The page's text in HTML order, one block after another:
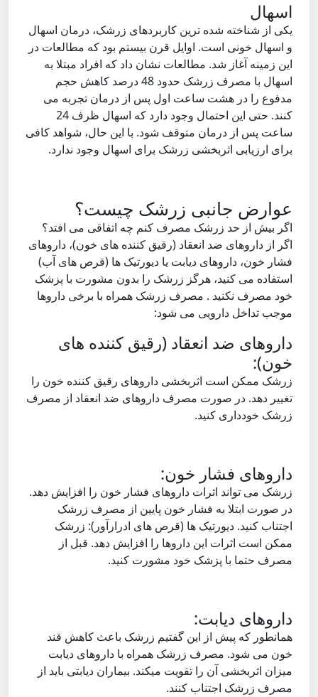
اسهال
یکی از شناخته شده ترین کاربردهای زرشک، درمان اسهال
و اسهال خونی است. اوایل قرن بیستم بود که مطالعات در
این زمینه آغاز شد. مطالعات نشان داد که افراد مبتلا به
اسهال با مصرف زرشک حدود 48 درصد کاهش حجم
مدفوع را در هشت ساعت اول پس از درمان تجربه می
کنند. حتی این احتمال وجود دارد که اسهال ظرف 24
ساعت پس از درمان متوقف شود. با این حال، شواهد کافی
برای ارزیابی اثربخشی زرشک برای اسهال وجود ندارد.
عوارض جانبی زرشک چیست؟
اگر بیش از حد زرشک مصرف کنم چه اتفاقی می افتد؟
اگر از داروهای ضد انعقاد (رقیق کننده های خون)، داروهای
فشار خون، داروهای دیابت یا دیورتیک ها (قرص های آب)
استفاده می کنید، هرگز زرشک را بدون مشورت با پزشک
خود مصرف نکنید . مصرف زرشک همراه با برخی داروها
موجب تداخل دارویی می شود:
داروهای ضد انعقاد (رقیق کننده های
خون):
زرشک ممکن است اثربخشی داروهای رقیق کننده خون را
تغییر دهد. در صورت مصرف داروهای ضد انعقاد از مصرف
زرشک خودداری کنید.
داروهای فشار خون:
زرشک می تواند اثرات داروهای فشار خون را افزایش دهد.
در صورت ابتلا به فشار خون پایین از مصرف زرشک
اجتناب کنید. دیورتیک ها (قرص های ادرارآور): زرشک
ممکن است اثرات این داروها را افزایش دهد. قبل از
مصرف حتما با پزشک خود مشورت کنید.
داروهای دیابت:
همانطور که پیش از این گفتیم زرشک باعث کاهش قند
خون می شود. مصرف زرشک همراه با داروهای دیابت
میزان اثربخشی آن را تقویت میکند. بیماران دیابتی باید از
مصرف زرشک اجتناب کنند.